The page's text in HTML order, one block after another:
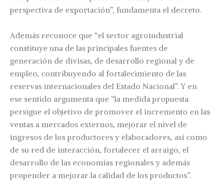
perspectiva de exportación”, fundamenta el decreto.
Además reconoce que “el sector agroindustrial
constituye una de las principales fuentes de
generación de divisas, de desarrollo regional y de
empleo, contribuyendo al fortalecimiento de las
reservas internacionales del Estado Nacional”. Y en
ese sentido argumenta que “la medida propuesta
persigue el objetivo de promover el incremento en las
ventas a mercados externos, mejorar el nivel de
ingresos de los productores y elaboradores, así como
de su red de interacción, fortalecer el arraigo, el
desarrollo de las economías regionales y además
propender a mejorar la calidad de los productos”.